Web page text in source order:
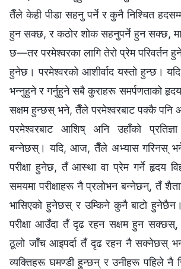
तैँले केही पीडा सहनु पर्ने र कुनै निश्‍चित
हुन सक्छ, र कठोर शोक सहनुपर्ने हुन सक्छ,
छ—तर परमेश्‍वरका लागि तेरो प्रेम परिवर्तन
हुनेछ। परमेश्‍वरको आशीर्वाद यस्तो हुन्छ।
भन्नुहुने र गर्नुहुने सबै कुराहरू समर्पणताको
सक्षम हुन्छस् भने, तैँले परमेश्‍वरबाट पक्कै पनि
परमेश्‍वरबाट आशिष् अनि उहाँको प्रतिज्ञा
बन्‍नेछस्। यदि, आज, तैँले अभ्यास गरिनस्
परीक्षा हुनेछ, तँ आस्था वा प्रेम गर्ने हृदय
समयमा परीक्षाहरू नै प्रलोभन बन्नेछन्, तँ
भासिएको हुनेछस् र उम्किने कुनै बाटो
परीक्षा आउँदा तँ दृढ रहन सक्षम हुन
ठूलो जाँच आइपर्दा तँ दृढ रहन नै सक्नेछस्
व्यक्तिहरू घमण्डी हुन्छन् र उनीहरू पहिले नै